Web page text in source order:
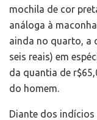
mochila de cor
análoga à
ainda no quarto, a
seis reais) em
da quantia de
do homem.
Diante dos